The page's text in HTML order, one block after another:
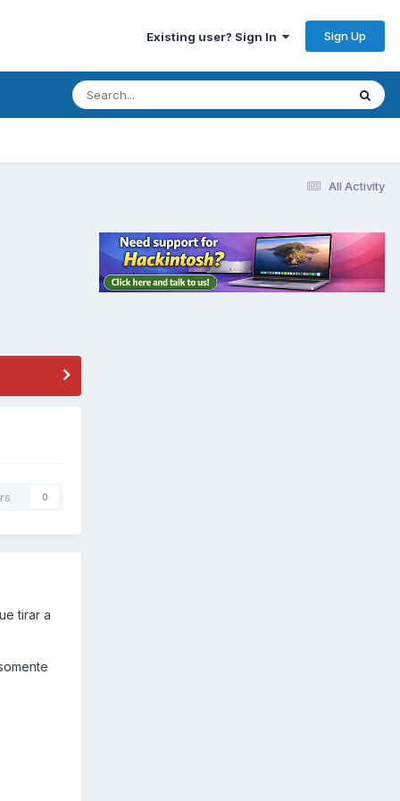
Existing user? Sign In Sign Up
All Activity
0
tirar a